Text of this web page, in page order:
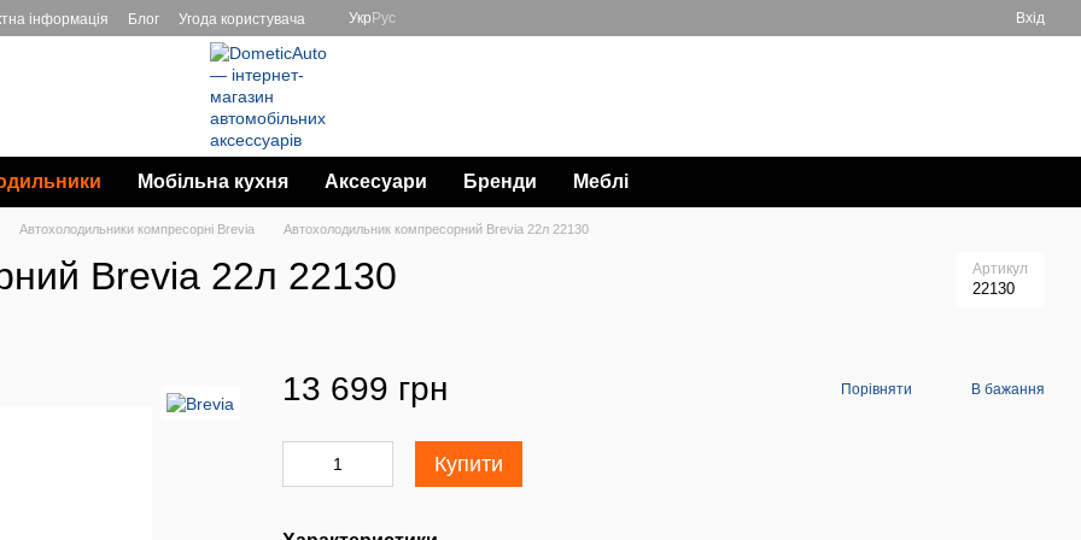
інформація Блог Угода користувача Укр Рус Вхід
Мобільна кухня Аксесуари Бренди Меблі
Автохолодильники компресорні Brevia Автохолодильник компресорний Brevia 22л 22130
Brevia 22л 22130 Артикул
22130
13 699 грн Порівняти В бажання
Купити